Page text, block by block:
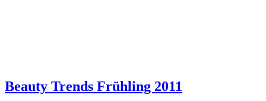
Beauty Trends Frühling 2011